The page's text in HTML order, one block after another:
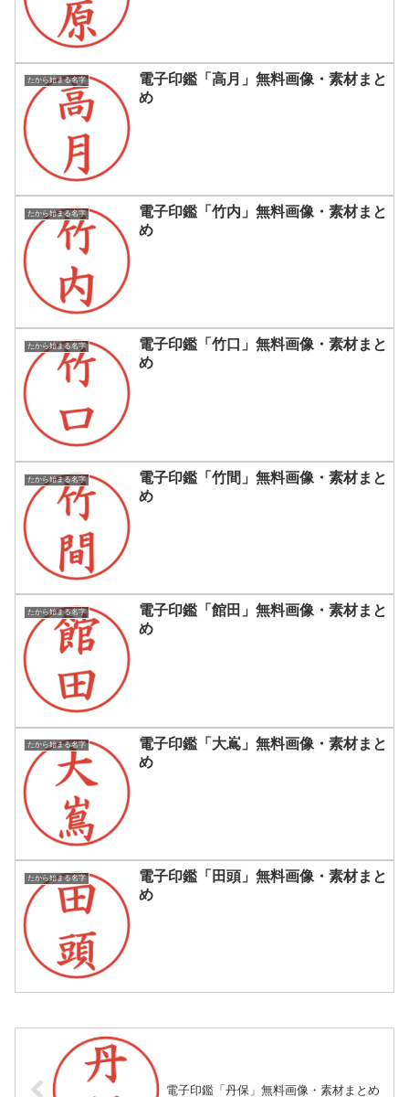
たから始まる名字
電子印鑑「高月」無料画像・素材まと
め
たから始まる名字
電子印鑑「竹内」無料画像・素材まと
め
たから始まる名字
電子印鑑「竹口」無料画像・素材まと
め
たから始まる名字
電子印鑑「竹間」無料画像・素材まと
め
たから始まる名字
電子印鑑「館田」無料画像・素材まと
め
たから始まる名字
電子印鑑「大嶌」無料画像・素材まと
め
たから始まる名字
電子印鑑「田頭」無料画像・素材まと
め
電子印鑑「丹保」無料画像・素材まとめ